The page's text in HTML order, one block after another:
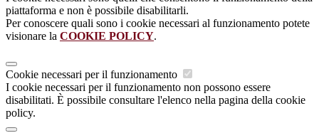
piattaforma e non è possibile disabilitarli.
Per conoscere quali sono i cookie necessari al funzionamento potete
visionare la COOKIE POLICY.
Cookie necessari per il funzionamento
I cookie necessari per il funzionamento non possono essere
disabilitati. È possibile consultare l'elenco nella pagina della cookie
policy.